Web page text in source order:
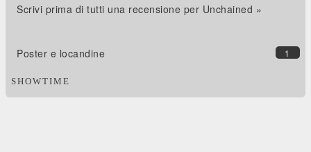
Scrivi prima di tutti una recensione per Unchained »
1
Poster e locandine
SHOWTIME